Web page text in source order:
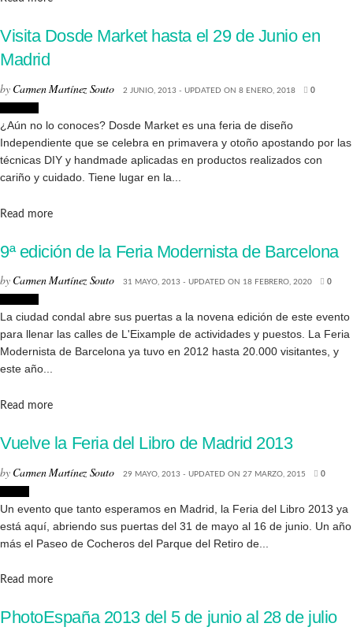
Visita Dosde Market hasta el 29 de Junio en
Madrid
by Carmen Martínez Souto 2 JUNIO, 2013 - UPDATED ON 8 ENERO, 2018 0
¿Aún no lo conoces? Dosde Market es una feria de diseño
Independiente que se celebra en primavera y otoño apostando por las
técnicas DIY y handmade aplicadas en productos realizados con
cariño y cuidado. Tiene lugar en la...
Read moreDetails
9ª edición de la Feria Modernista de Barcelona
by Carmen Martínez Souto 31 MAYO, 2013 - UPDATED ON 18 FEBRERO, 2020 0
La ciudad condal abre sus puertas a la novena edición de este evento
para llenar las calles de L'Eixample de actividades y puestos. La Feria
Modernista de Barcelona ya tuvo en 2012 hasta 20.000 visitantes, y
este año...
Read moreDetails
Vuelve la Feria del Libro de Madrid 2013
by Carmen Martínez Souto 29 MAYO, 2013 - UPDATED ON 27 MARZO, 2015 0
Un evento que tanto esperamos en Madrid, la Feria del Libro 2013 ya
está aquí, abriendo sus puertas del 31 de mayo al 16 de junio. Un año
más el Paseo de Cocheros del Parque del Retiro de...
Read moreDetails
PhotoEspaña 2013 del 5 de junio al 28 de julio